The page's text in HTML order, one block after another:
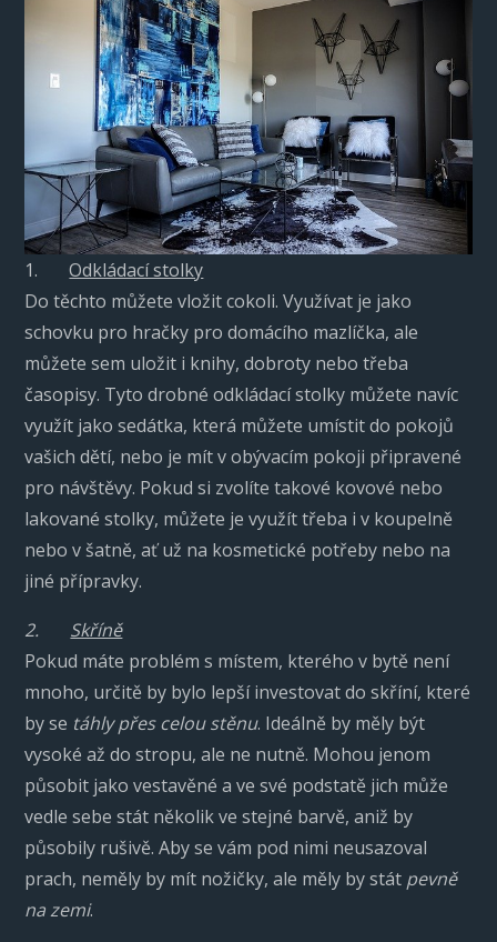
1.Odkládací stolky
Do těchto můžete vložit cokoli. Využívat je jako
schovku pro hračky pro domácího mazlíčka, ale
můžete sem uložit i knihy, dobroty nebo třeba
časopisy. Tyto drobné odkládací stolky můžete navíc
využít jako sedátka, která můžete umístit do pokojů
vašich dětí, nebo je mít v obývacím pokoji připravené
pro návštěvy. Pokud si zvolíte takové kovové nebo
lakované stolky, můžete je využít třeba i v koupelně
nebo v šatně, ať už na kosmetické potřeby nebo na
jiné přípravky.
2. Skříně
Pokud máte problém s místem, kterého v bytě není
mnoho, určitě by bylo lepší investovat do skříní, které
by se táhly přes celou stěnu. Ideálně by měly být
vysoké až do stropu, ale ne nutně. Mohou jenom
působit jako vestavěné a ve své podstatě jich může
vedle sebe stát několik ve stejné barvě, aniž by
působily rušivě. Aby se vám pod nimi neusazoval
prach, neměly by mít nožičky, ale měly by stát pevně
na zemi.